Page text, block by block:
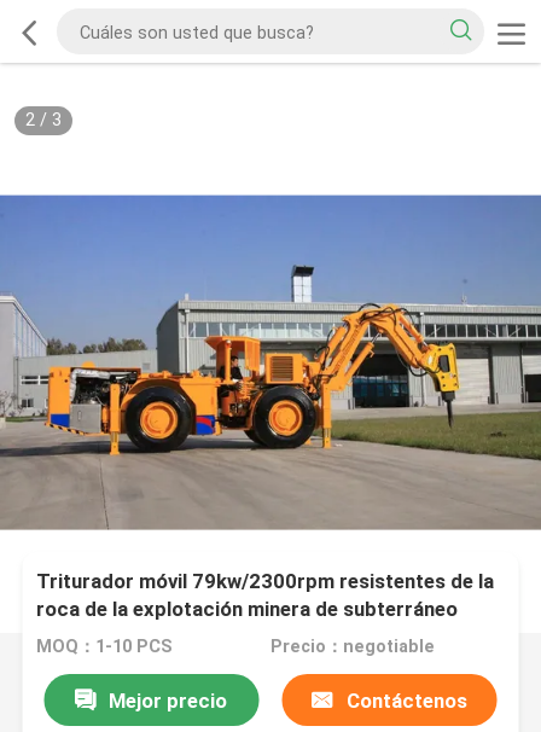
2/ 3
Triturador móvil 79kw/2300rpm resistentes de la
roca de la explotación minera de subterráneo
MOQ：1-10 PCS Precio：negotiable
Mejor precio Contáctenos